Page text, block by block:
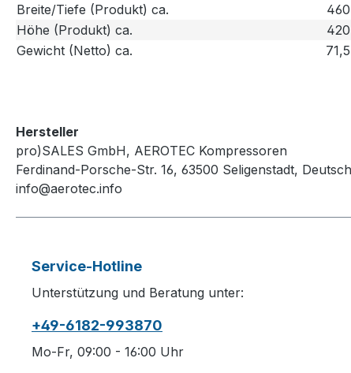
Breite/Tiefe (Produkt) ca.
460
Höhe (Produkt) ca.
420
Gewicht (Netto) ca.
71,5
Hersteller
pro)SALES GmbH, AEROTEC Kompressoren
Ferdinand-Porsche-Str. 16, 63500 Seligenstadt,
info@aerotec.info
Service-Hotline
Unterstützung und Beratung unter:
+49-6182-993870
Mo-Fr, 09:00 - 16:00 Uhr